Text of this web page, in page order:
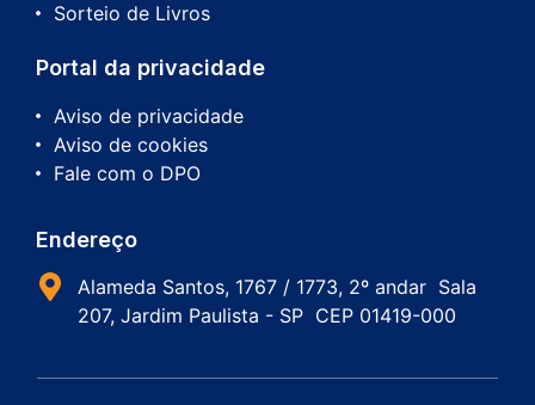
Sorteio de Livros
Portal da privacidade
Aviso de privacidade
Aviso de cookies
Fale com o DPO
Endereço
Alameda Santos, 1767 / 1773, 2º andar Sala
207, Jardim Paulista - SP CEP 01419-000